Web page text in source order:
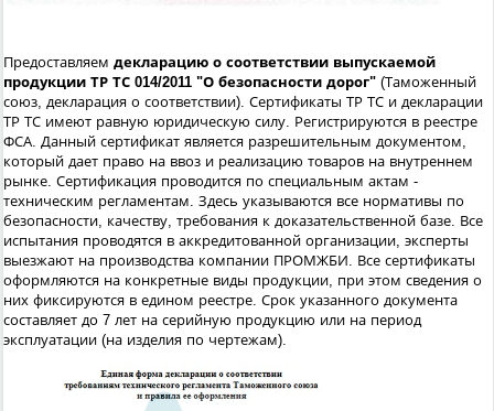
Предоставляем декларацию о соответствии выпускаемой
продукции ТР ТС 014/2011 "О безопасности дорог" (Таможенный
союз, декларация о соответствии). Сертификаты ТР ТС и декларации
ТР ТС имеют равную юридическую силу. Регистрируются в реестре
ФСА. Данный сертификат является разрешительным документом,
который дает право на ввоз и реализацию товаров на внутреннем
рынке. Сертификация проводится по специальным актам -
техническим регламентам. Здесь указываются все нормативы по
безопасности, качеству, требования к доказательственной базе. Все
испытания проводятся в аккредитованной организации, эксперты
выезжают на производства компании ПРОМЖБИ. Все сертификаты
оформляются на конкретные виды продукции, при этом сведения о
них фиксируются в едином реестре. Срок указанного документа
составляет до 7 лет на серийную продукцию или на период
эксплуатации (на изделия по чертежам).